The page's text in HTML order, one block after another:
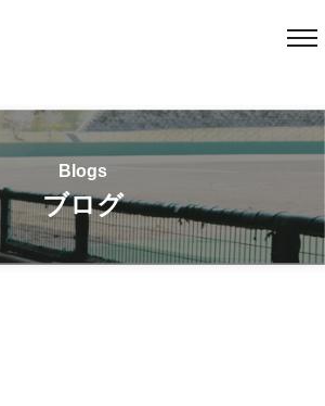
ブログ